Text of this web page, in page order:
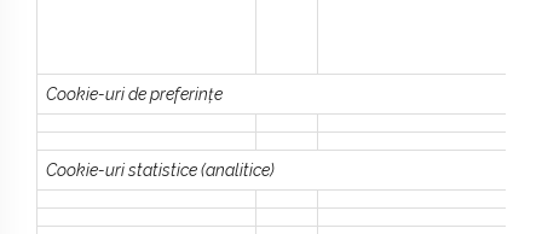
Cookie-uri de preferințe
Cookie-uri statistice (analitice)